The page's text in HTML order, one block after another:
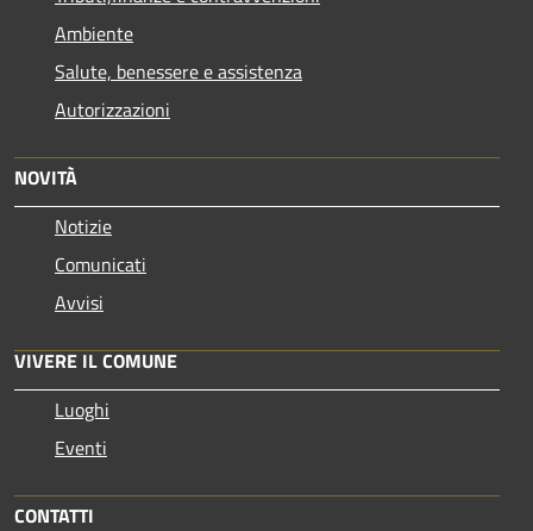
Ambiente
Salute, benessere e assistenza
Autorizzazioni
NOVITÀ
Notizie
Comunicati
Avvisi
VIVERE IL COMUNE
Luoghi
Eventi
CONTATTI